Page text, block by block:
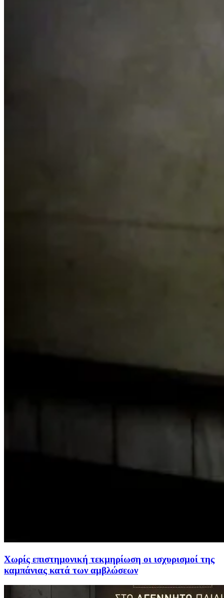
Χωρίς επιστημονική τεκμηρίωση οι ισχυρισμοί της
καμπάνιας κατά των αμβλώσεων